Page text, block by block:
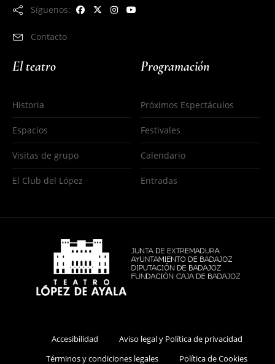
Síguenos:
Contacto
El teatro
Historia
Espacios
Visitas de grupo
El Club del López
Programación
Próximos Espectáculos
Festivales
Calendario
Entradas
Accesibilidad
Aviso legal y Política de privacidad
Términos y condiciones legales
Política de Cookies